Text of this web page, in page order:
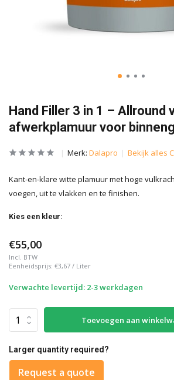
Hand Filler 3 in 1 – Allround
afwerkplamuur voor
Merk: Dalapro Bekijk alles
Kant-en-klare witte plamuur met hoge
voegen, uit te vlakken en te finishen.
Kies een kleur:
€55,00
Incl. BTW
Eenheidsprijs: €3,67 / Liter
Verwachte levertijd: 2-3 werkdagen
Toevoegen aan
Larger quantity required?
Request a quote